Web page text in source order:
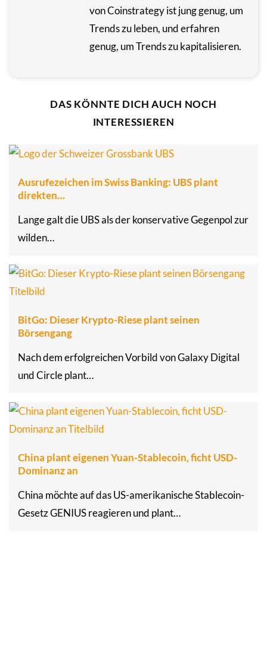
von Coinstrategy ist jung genug, um
Trends zu leben, und erfahren
genug, um Trends zu kapitalisieren.
DAS KÖNNTE DICH AUCH NOCH
INTERESSIEREN
Ausrufezeichen im Swiss Banking: UBS plant
direkten…
Lange galt die UBS als der konservative Gegenpol zur
wilden…
BitGo: Dieser Krypto-Riese plant seinen
Börsengang
Nach dem erfolgreichen Vorbild von Galaxy Digital
und Circle plant…
China plant eigenen Yuan-Stablecoin, ficht USD-
Dominanz an
China möchte auf das US-amerikanische Stablecoin-
Gesetz GENIUS reagieren und plant…